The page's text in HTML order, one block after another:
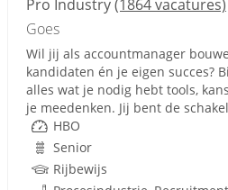
Pro Industry(1864 vacatures)
Goes
Wil jij als accountmanager
kandidaten én je eigen succes?
alles wat je nodig hebt tools,
je meedenken. Jij bent de
HBO
Senior
Rijbewijs